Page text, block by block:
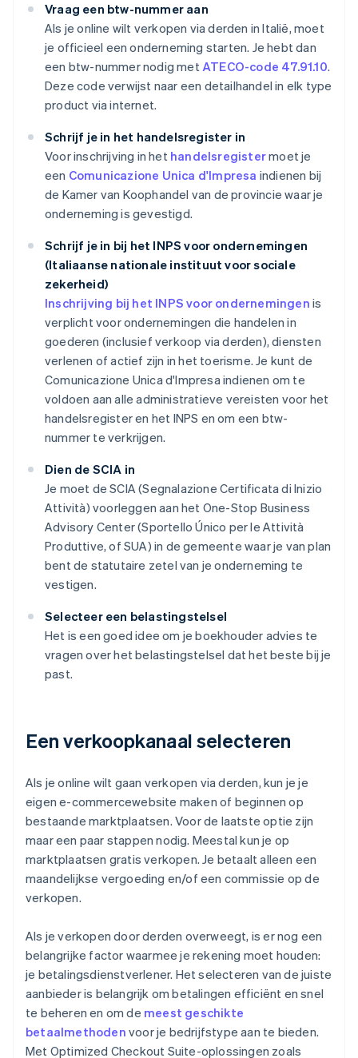
Vraag een btw-nummer aan
Als je online wilt verkopen via derden in Italië, moet
je officieel een onderneming starten. Je hebt dan
een btw-nummer nodig metATECO-code 47.91.10.
Deze code verwijst naar een detailhandel in elk type
product via internet.
Schrijf je in het handelsregister in
Voor inschrijving in het handelsregistermoet je
een Comunicazione Unica d'Impresa indienen bij
de Kamer van Koophandel van de provincie waar je
onderneming is gevestigd.
Schrijf je in bij het INPS voor ondernemingen
(Italiaanse nationale instituut voor sociale
zekerheid)
Inschrijving bij het INPS voor ondernemingen is
verplicht voor ondernemingen die handelen in
goederen (inclusief verkoop via derden), diensten
verlenen of actief zijn in het toerisme. Je kunt de
Comunicazione Unica d'Impresa indienen om te
voldoen aan alle administratieve vereisten voor het
handelsregister en het INPS en om een btw-
nummer te verkrijgen.
Dien de SCIA in
Je moet de SCIA (Segnalazione Certificata di Inizio
Attività) voorleggen aan het One-Stop Business
Advisory Center (Sportello Único per le Attività
Produttive, of SUA) in de gemeente waar je van plan
bent de statutaire zetel van je onderneming te
vestigen.
Selecteer een belastingstelsel
Het is een goed idee om je boekhouder advies te
vragen over het belastingstelsel dat het beste bij je
past.
Een verkoopkanaal selecteren
Als je online wilt gaan verkopen via derden, kun je je
eigen e-commercewebsite maken of beginnen op
bestaande marktplaatsen. Voor de laatste optie zijn
maar een paar stappen nodig. Meestal kun je op
marktplaatsen gratis verkopen. Je betaalt alleen een
maandelijkse vergoeding en/of een commissie op de
verkopen.
Als je verkopen door derden overweegt, is er nog een
belangrijke factor waarmee je rekening moet houden:
je betalingsdienstverlener. Het selecteren van de juiste
aanbieder is belangrijk om betalingen efficiënt en snel
te beheren en om de meest geschikte
betaalmethoden voor je bedrijfstype aan te bieden.
Met Optimized Checkout Suite-oplossingen zoals